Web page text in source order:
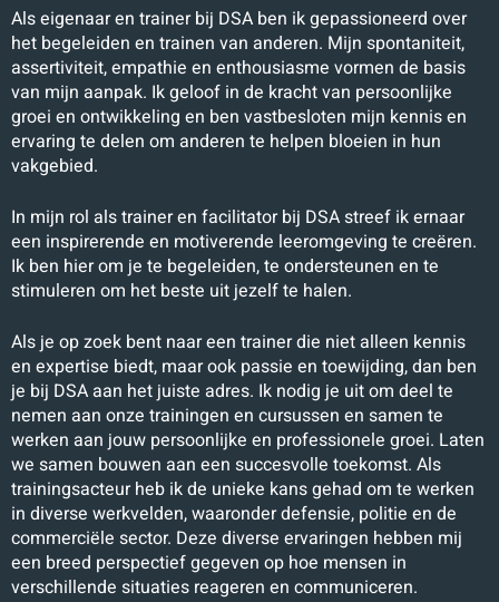
Als eigenaar en trainer bij DSA ben ik gepassioneerd over
het begeleiden en trainen van anderen. Mijn spontaniteit,
assertiviteit, empathie en enthousiasme vormen de basis
van mijn aanpak. Ik geloof in de kracht van persoonlijke
groei en ontwikkeling en ben vastbesloten mijn kennis en
ervaring te delen om anderen te helpen bloeien in hun
vakgebied.
In mijn rol als trainer en facilitator bij DSA streef ik ernaar
een inspirerende en motiverende leeromgeving te creëren.
Ik ben hier om je te begeleiden, te ondersteunen en te
stimuleren om het beste uit jezelf te halen.
Als je op zoek bent naar een trainer die niet alleen kennis
en expertise biedt, maar ook passie en toewijding, dan ben
je bij DSA aan het juiste adres. Ik nodig je uit om deel te
nemen aan onze trainingen en cursussen en samen te
werken aan jouw persoonlijke en professionele groei. Laten
we samen bouwen aan een succesvolle toekomst. Als
trainingsacteur heb ik de unieke kans gehad om te werken
in diverse werkvelden, waaronder defensie, politie en de
commerciële sector. Deze diverse ervaringen hebben mij
een breed perspectief gegeven op hoe mensen in
verschillende situaties reageren en communiceren.